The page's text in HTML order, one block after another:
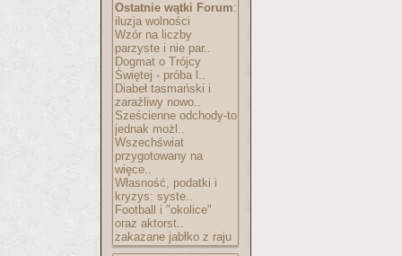
Ostatnie wątki Forum:
iluzja wolności
Wzór na liczby
parzyste i nie par..
Dogmat o Trójcy
Świętej - próba l..
Diabeł tasmański i
zaraźliwy nowo..
Sześcienne odchody-to
jednak możl..
Wszechświat
przygotowany na
więce..
Własność, podatki i
kryzys: syste..
Football i "okolice"
oraz aktorst..
zakazane jabłko z raju